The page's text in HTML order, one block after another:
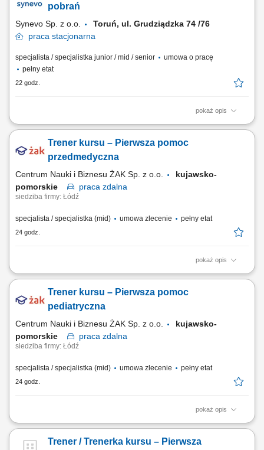
z pobieraniem próbek do badań laboratoryjnych. Skrupulatne
pobrań
Synevo Sp. z o.o.
Toruń, ul. Grudziądzka 74 /76
praca stacjonarna
specjalista / specjalistka junior / mid / senior
umowa o pracę
pełny etat
22 godz.
pokaż opis
Opis stanowiska: Profesjonalna obsługa osób zgłaszających się na
medycznym. Sprawne wykonywanie zabiegów medycznych związanych
z pobieraniem próbek do badań laboratoryjnych. Skrupulatne
Trener kursu – Pierwsza pomoc
przedmedyczna
Centrum Nauki i Biznesu ŻAK Sp. z o.o.
kujawsko-
pomorskie
praca zdalna
siedziba firmy: Łódź
specjalista / specjalistka (mid) umowa zlecenie pełny etat
24 godz.
pokaż opis
Nazwa kursu: Pierwsza pomoc przedmedyczna Czas trwania: 8 godzin
Trener kursu – Pierwsza pomoc
pediatryczna
Centrum Nauki i Biznesu ŻAK Sp. z o.o.
kujawsko-
pomorskie
praca zdalna
siedziba firmy: Łódź
specjalista / specjalistka (mid) umowa zlecenie pełny etat
24 godz.
pokaż opis
Nazwa kursu: Pierwsza pomoc pediatryczna Czas trwania: 6 godzin
Trener / Trenerka kursu – Pierwsza